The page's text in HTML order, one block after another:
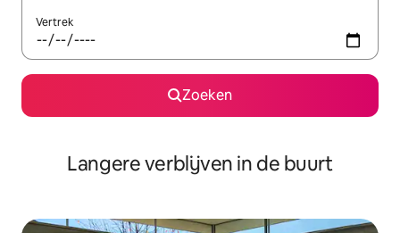
Vertrek
Zoeken
Langere verblijven in de buurt